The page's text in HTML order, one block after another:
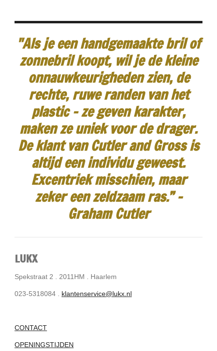
"Als je een handgemaakte bril of
zonnebril koopt, wil je de kleine
onnauwkeurigheden zien, de
rechte, ruwe randen van het
plastic - ze geven karakter,
maken ze uniek voor de drager.
De klant van Cutler and Gross is
altijd een individu geweest.
Excentriek misschien, maar
zeker een zeldzaam ras.” -
Graham Cutler
LUKX
Spekstraat 2 . 2011HM . Haarlem
023-5318084 . klantenservice@lukx.nl
CONTACT
OPENINGSTIJDEN